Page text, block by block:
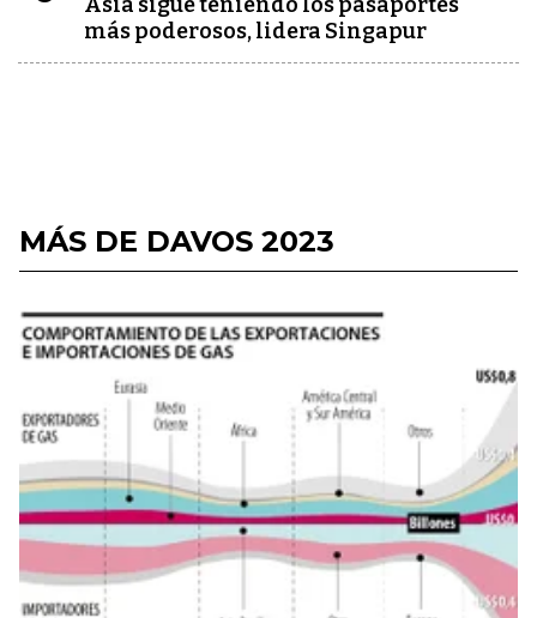
más poderosos, lidera Singapur
MÁS DE DAVOS 2023